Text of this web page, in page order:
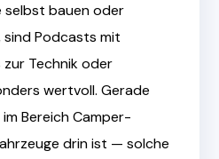
selbst bauen oder
Podcasts mit
Technik oder
wertvoll. Gerade
Bereich Camper-
drin ist — solche